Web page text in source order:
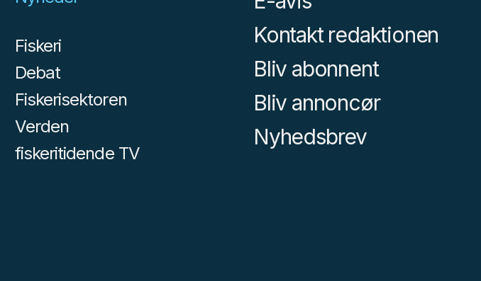
Fiskeri
Debat
Fiskerisektoren
Verden
fiskeritidende TV
Kontakt redaktionen
Bliv abonnent
Bliv annoncør
Nyhedsbrev